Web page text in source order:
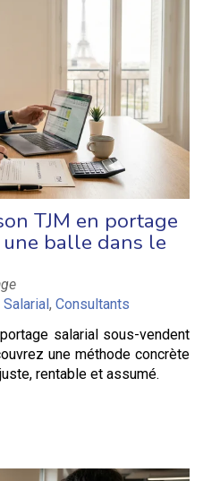
TJM en portage
balle dans le
, Consultants
salarial sous-vendent
une méthode concrète
rentable et assumé.